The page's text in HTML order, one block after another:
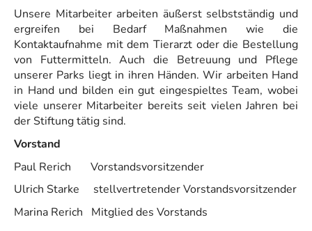
Unsere Mitarbeiter arbeiten äußerst selbstständig und
ergreifen bei Bedarf Maßnahmen wie die
Kontaktaufnahme mit dem Tierarzt oder die Bestellung
von Futtermitteln. Auch die Betreuung und Pflege
unserer Parks liegt in ihren Händen. Wir arbeiten Hand
in Hand und bilden ein gut eingespieltes Team, wobei
viele unserer Mitarbeiter bereits seit vielen Jahren bei
der Stiftung tätig sind.
Vorstand
Paul Rerich Vorstandsvorsitzender
Ulrich Starke stellvertretender Vorstandsvorsitzender
Marina Rerich Mitglied des Vorstands